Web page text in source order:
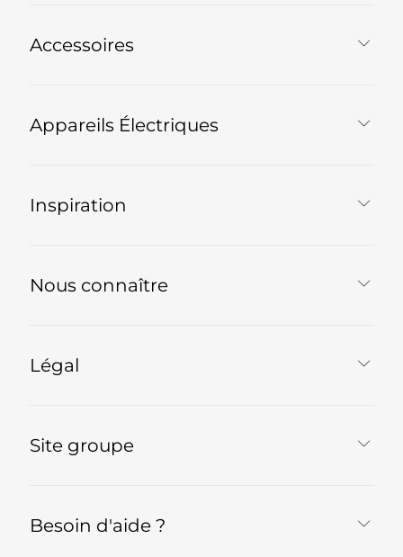
Accessoires
Appareils Électriques
Inspiration
Nous connaître
Légal
Site groupe
Besoin d'aide ?